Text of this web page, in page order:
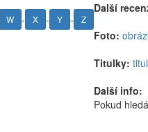
W - X - Y - Z
Další
Foto:
Titulky:
Další info:
Pokud